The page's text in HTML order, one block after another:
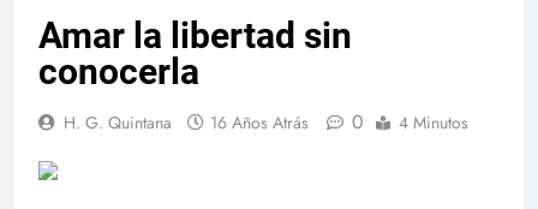
Amar la libertad sin
conocerla
H. G. Quintana 16 Años Atrás 0 4 Minutos